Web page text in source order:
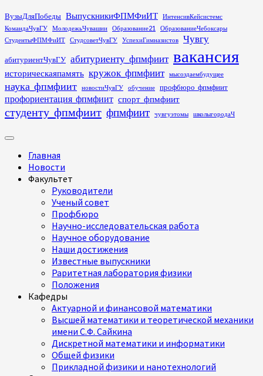
Перейти
к
содержимому
ВузыДляПобеды ВыпускникиФПМФиИТ
ИнтенсивКейсистемс
КомандаЧувГУ
МолодежьЧувашии Образование21
ОбразованиеЧебоксары
СтудентыФПМФиИТ
СтудсоветЧувГУ УспехиГимназистов Чувгу
абитуриентЧувГУ абитуриенту_фпмфиит вакансия
историческаяпамять кружок_фпмфиит мысоздаембудущее
наука_фпмфиит новостиЧувГУ обучение профбюро_фпмфиит
профориентация_фпмфиит спорт_фпмфиит
студенту_фпмфиит фпмфиит чувгуэтомы школыгородаЧ
Основное
Главная
Новости
Факультет
Руководители
Ученый совет
Профбюро
Научно-исследовательская работа
Научное оборудование
Наши достижения
Известные выпускники
Раритетная лаборатория физики
Положения
Кафедры
Актуарной и финансовой математики
Высшей математики и теоретической механики
имени С.Ф. Сайкина
Дискретной математики и информатики
Общей физики
Прикладной физики и нанотехнологий